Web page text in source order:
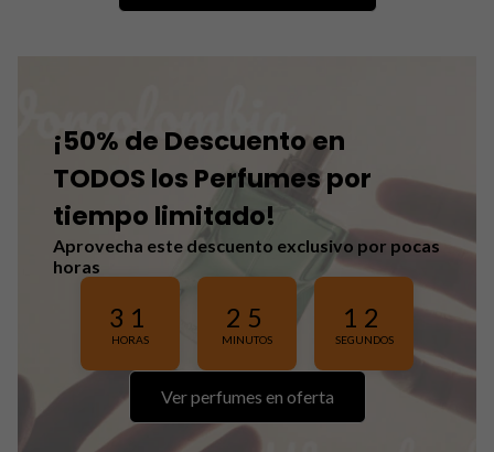
¡50% de Descuento en
TODOS los Perfumes por
tiempo limitado!
Aprovecha este descuento exclusivo por pocas
horas
31
HORAS
25
MINUTOS
09
SEGUNDOS
Ver perfumes en oferta